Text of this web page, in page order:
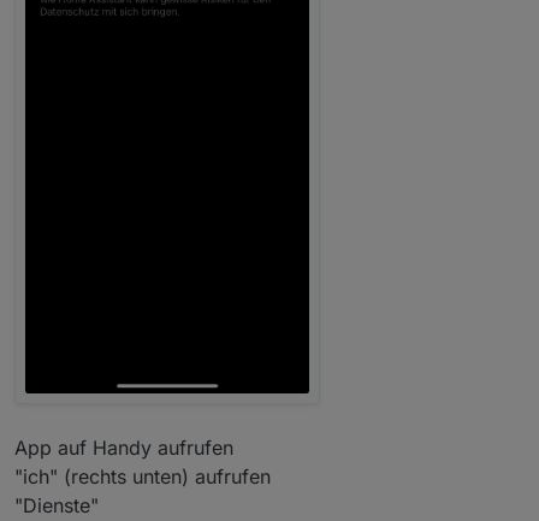
App auf Handy aufrufen
"ich" (rechts unten) aufrufen
"Dienste"